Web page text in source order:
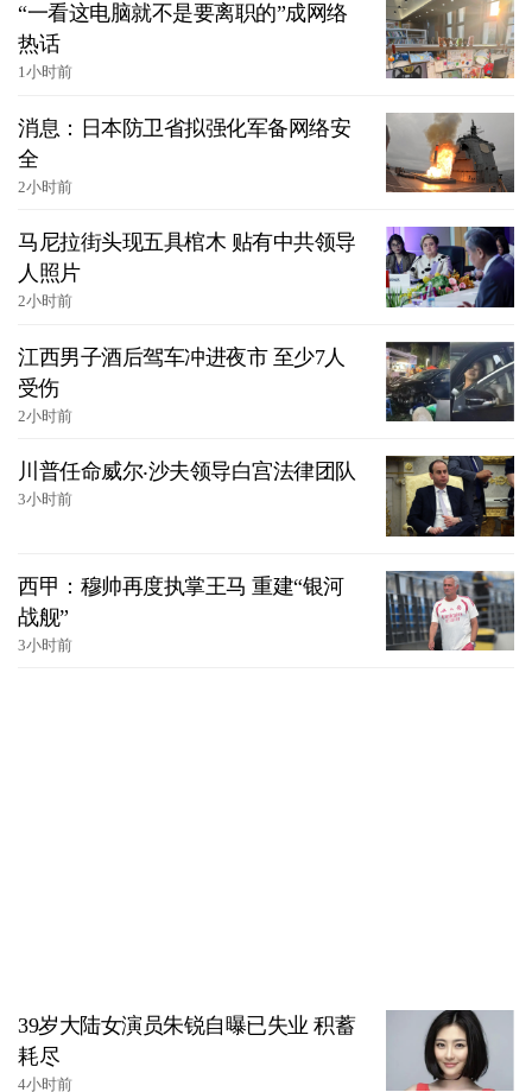
“一看这电脑就不是要离职的”成网络
热话
1小时前
消息：日本防卫省拟强化军备网络安
全
2小时前
马尼拉街头现五具棺木 贴有中共领导
人照片
2小时前
江西男子酒后驾车冲进夜市 至少7人
受伤
2小时前
川普任命威尔‧沙夫领导白宫法律团队
3小时前
西甲：穆帅再度执掌王马 重建“银河
战舰”
3小时前
39岁大陆女演员朱锐自曝已失业 积蓄
耗尽
4小时前